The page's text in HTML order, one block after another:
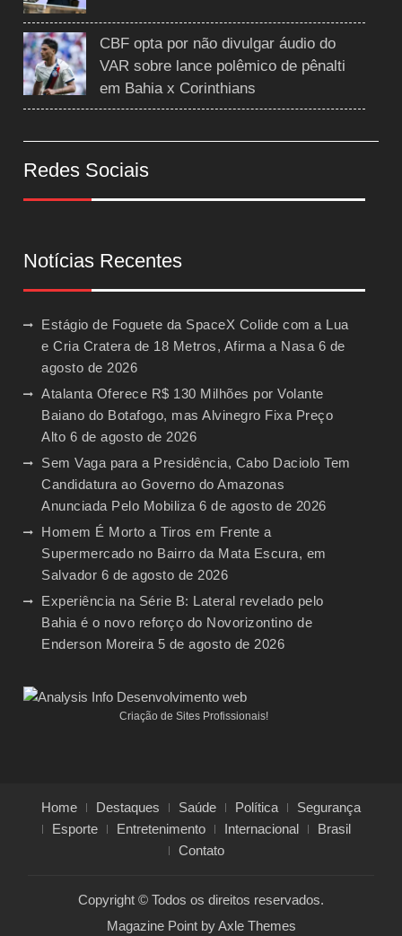
CBF opta por não divulgar áudio do
VAR sobre lance polêmico de pênalti
em Bahia x Corinthians
Redes Sociais
Notícias Recentes
Estágio de Foguete da SpaceX Colide com a Lua
e Cria Cratera de 18 Metros, Afirma a Nasa 6 de
agosto de 2026
Atalanta Oferece R$ 130 Milhões por Volante
Baiano do Botafogo, mas Alvinegro Fixa Preço
Alto 6 de agosto de 2026
Sem Vaga para a Presidência, Cabo Daciolo Tem
Candidatura ao Governo do Amazonas
Anunciada Pelo Mobiliza 6 de agosto de 2026
Homem É Morto a Tiros em Frente a
Supermercado no Bairro da Mata Escura, em
Salvador 6 de agosto de 2026
Experiência na Série B: Lateral revelado pelo
Bahia é o novo reforço do Novorizontino de
Enderson Moreira 5 de agosto de 2026
Criação de Sites Profissionais!
Home Destaques Saúde Política
Segurança
Esporte
Entretenimento Internacional
Brasil
Contato
Copyright © Todos os direitos reservados.
Magazine Point byAxle Themes